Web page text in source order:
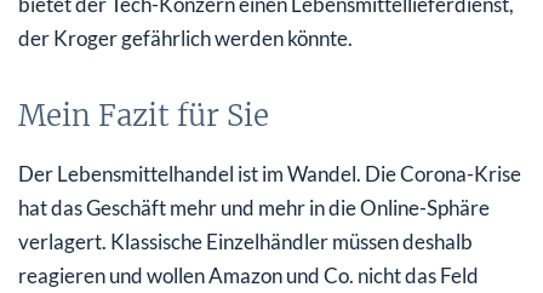
der Kroger gefährlich werden könnte.
Mein Fazit für Sie
Der Lebensmittelhandel ist im Wandel. Die Corona-Krise
hat das Geschäft mehr und mehr in die Online-Sphäre
verlagert. Klassische Einzelhändler müssen deshalb
reagieren und wollen Amazon und Co. nicht das Feld